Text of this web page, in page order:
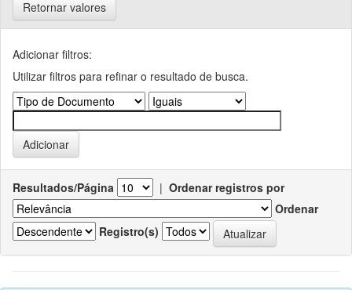
Retornar valores
Adicionar filtros:
Utilizar filtros para refinar o resultado de busca.
Resultados/Página | Ordenar registros por
Ordenar
Registro(s)